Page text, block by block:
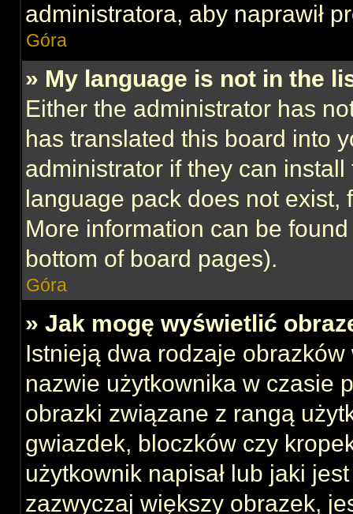
administratora, aby naprawił
Góra
» My language is not in the
Either the administrator has
has translated this board into
administrator if they can
language pack does not exist,
More information can be
bottom of board pages).
Góra
» Jak mogę wyświetlić
Istnieją dwa rodzaje
nazwie użytkownika w czasie
obrazki związane z rangą
gwiazdek, bloczków czy
użytkownik napisał lub jaki
zazwyczaj większy obrazek,